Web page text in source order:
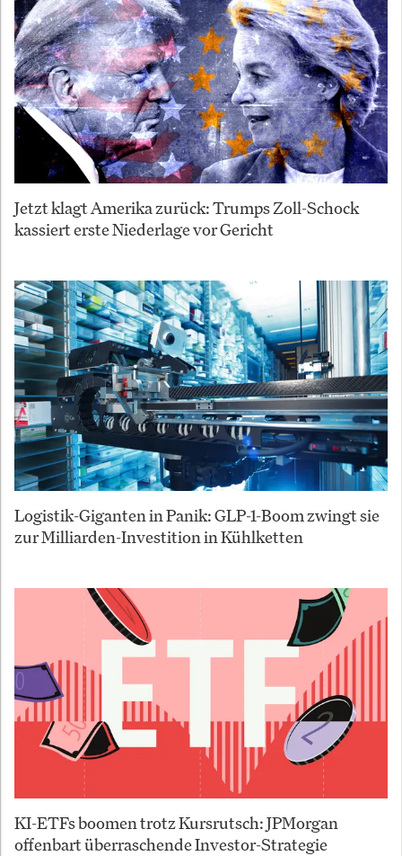
Jetzt klagt Amerika zurück: Trumps Zoll-Schock
kassiert erste Niederlage vor Gericht
Logistik-Giganten in Panik: GLP-1-Boom zwingt sie
zur Milliarden-Investition in Kühlketten
KI-ETFs boomen trotz Kursrutsch: JPMorgan
offenbart überraschende Investor-Strategie